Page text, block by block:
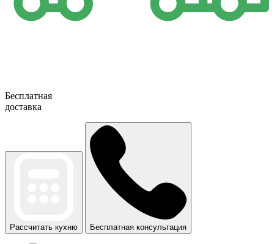
Бесплатная
доставка
Рассчитать кухню Бесплатная консультация